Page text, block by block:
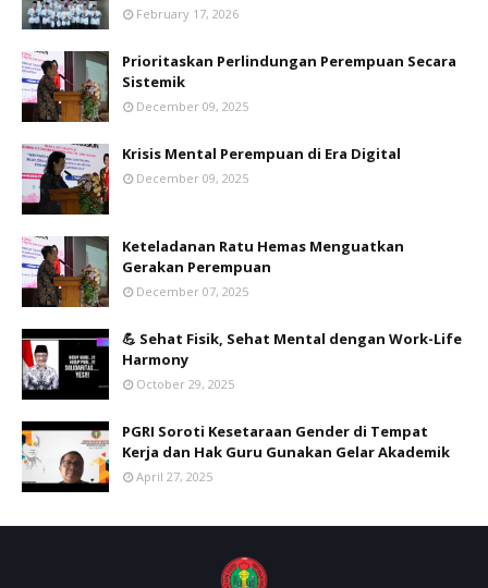
February 17, 2026
Prioritaskan Perlindungan Perempuan Secara
Sistemik
December 09, 2025
Krisis Mental Perempuan di Era Digital
December 09, 2025
Keteladanan Ratu Hemas Menguatkan
Gerakan Perempuan
December 07, 2025
💪 Sehat Fisik, Sehat Mental dengan Work-Life
Harmony
October 29, 2025
PGRI Soroti Kesetaraan Gender di Tempat
Kerja dan Hak Guru Gunakan Gelar Akademik
April 27, 2025